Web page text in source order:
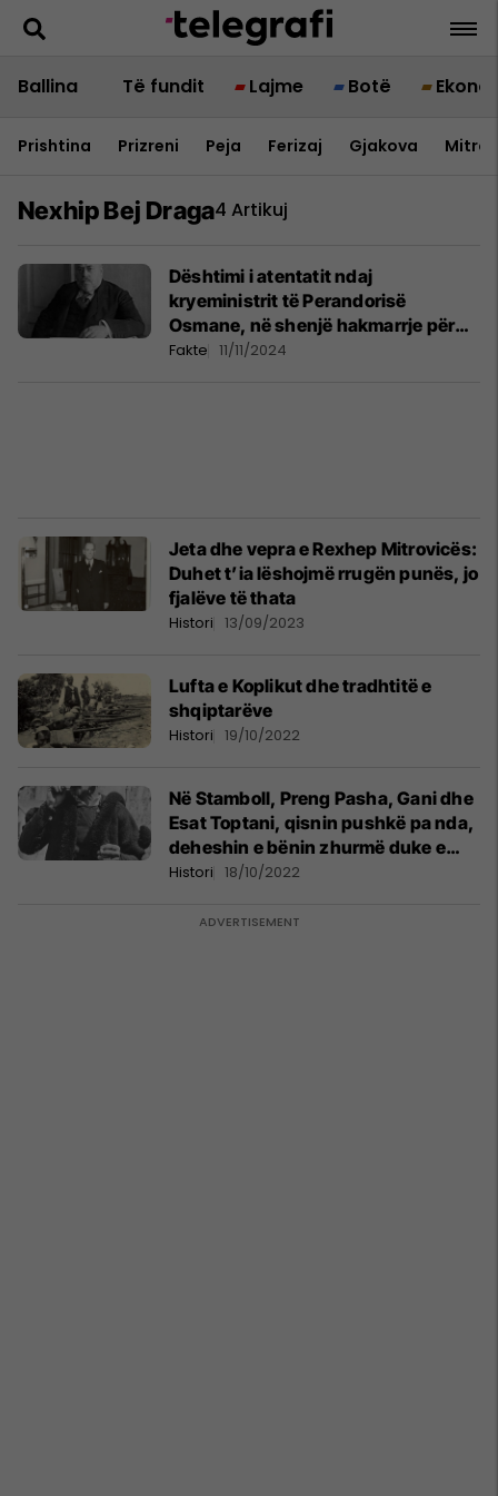
Ballina Të fundit Lajme Botë
Prishtina Prizreni Peja Ferizaj Gjakova
Nexhip Bej Draga4 Artikuj
Dështimi i atentatit ndaj
kryeministrit të Perandorisë
Osmane, në shenjë hakmarrje për
Ismail Qemalin
Fakte 11/11/2024
Jeta dhe vepra e Rexhep Mitrovicës:
Duhet t’ia lëshojmë rrugën punës, jo
fjalëve të thata
Histori 13/09/2023
Lufta e Koplikut dhe tradhtitë e
shqiptarëve
Histori 19/10/2022
Në Stamboll, Preng Pasha, Gani dhe
Esat Toptani, qisnin pushkë pa nda,
deheshin e bënin zhurmë duke e
bezdisur edhe Sulltanin
Histori 18/10/2022